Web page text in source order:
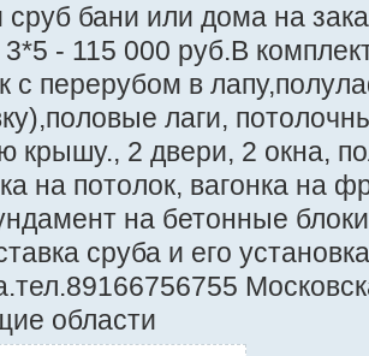
сруб бани или дома на
- 115 000 руб.В
с перерубом в
лаги,
крышу., 2 двери, 2 окна,
на потолок, вагонка на
на бетонные
сруба и его
области